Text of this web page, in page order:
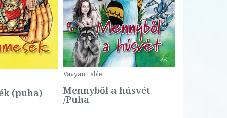
(puha)
Vavyan Fable
Mennyből a húsvét
/Puha